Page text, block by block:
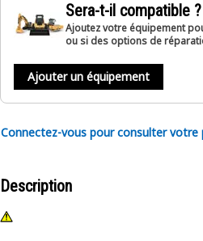
Sera-t-il compatible ?
Ajoutez votre équipement
ou si des options de
Ajouter un équipement
Connectez-vous pour consulter
Description